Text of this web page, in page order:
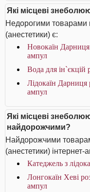
Які місцеві
Недорогими товарами
(анестетики) є:
Новокаїн
ампул
Вода для ін`єкцій
Лідокаїн Дарниця
ампул
Які місцеві
найдорожчими?
Найдорожчими
(анестетики) інтернет-
Катеджель з
Лонгокаїн Хеві
ампул